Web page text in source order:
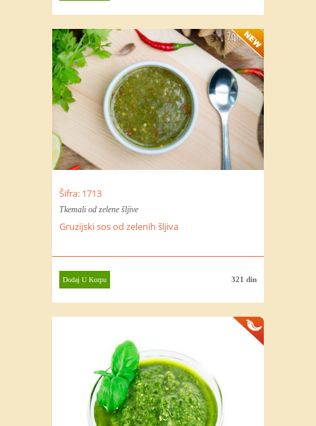
Šifra: 1713
Tkemali od zelene šljive
Gruzijski sos od zelenih šljiva
321 din
Dodaj U Korpu